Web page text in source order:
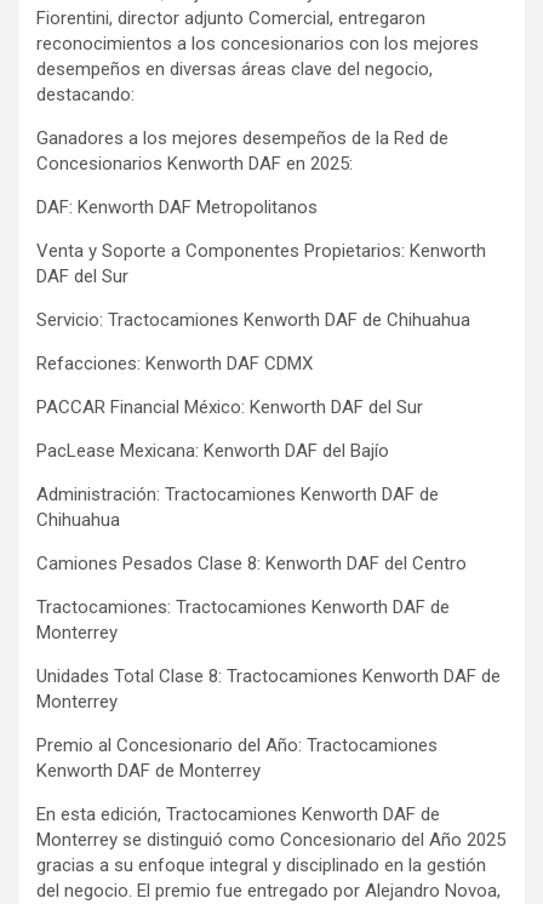
Fiorentini, director adjunto Comercial, entregaron
reconocimientos a los concesionarios con los mejores
desempeños en diversas áreas clave del negocio,
destacando:
Ganadores a los mejores desempeños de la Red de
Concesionarios Kenworth DAF en 2025:
DAF: Kenworth DAF Metropolitanos
Venta y Soporte a Componentes Propietarios: Kenworth
DAF del Sur
Servicio: Tractocamiones Kenworth DAF de Chihuahua
Refacciones: Kenworth DAF CDMX
PACCAR Financial México: Kenworth DAF del Sur
PacLease Mexicana: Kenworth DAF del Bajío
Administración: Tractocamiones Kenworth DAF de
Chihuahua
Camiones Pesados Clase 8: Kenworth DAF del Centro
Tractocamiones: Tractocamiones Kenworth DAF de
Monterrey
Unidades Total Clase 8: Tractocamiones Kenworth DAF de
Monterrey
Premio al Concesionario del Año: Tractocamiones
Kenworth DAF de Monterrey
En esta edición, Tractocamiones Kenworth DAF de
Monterrey se distinguió como Concesionario del Año 2025
gracias a su enfoque integral y disciplinado en la gestión
del negocio. El premio fue entregado por Alejandro Novoa,